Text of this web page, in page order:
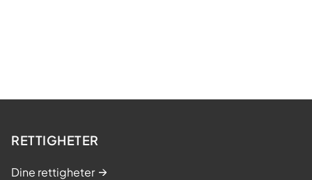
RETTIGHETER
Dine rettigheter